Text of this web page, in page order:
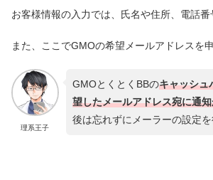
お客様情報の入力では、氏名や住所、電話番
また、ここでGMOの希望メールアドレスを申
理系王子
GMOとくとくBBのキャッシュ
望したメールアドレス宛に通
後は忘れずにメーラーの設定を